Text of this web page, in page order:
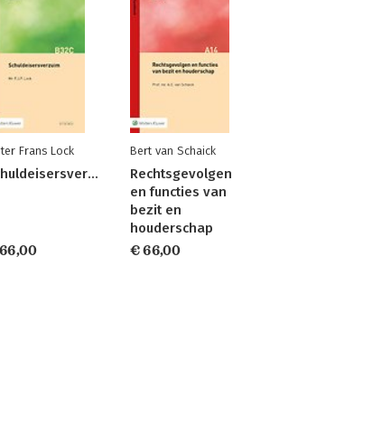
Frans Lock
Schuldeisersverzuim
Bert van Schaick
Rechtsgevolgen
en functies van
bezit en
houderschap
€ 66,00